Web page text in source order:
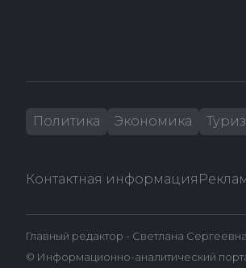
Политика Экономика
Контактная информация
Главный редактор - Светлана
© Информационно-аналитический